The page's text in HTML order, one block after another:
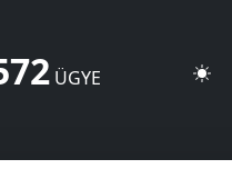
ÜGYE